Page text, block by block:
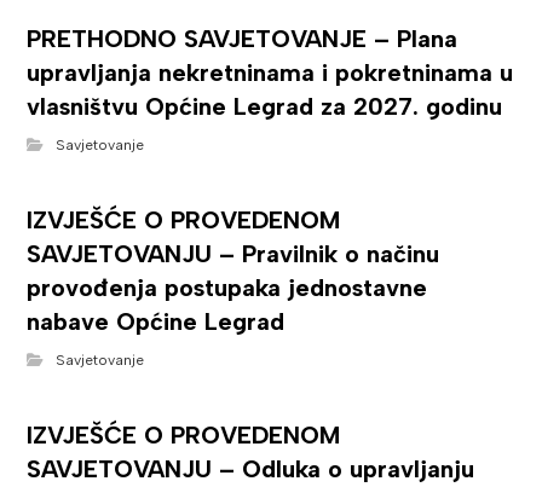
PRETHODNO SAVJETOVANJE – Plana
upravljanja nekretninama i pokretninama u
vlasništvu Općine Legrad za 2027. godinu
Savjetovanje
IZVJEŠĆE O PROVEDENOM
SAVJETOVANJU – Pravilnik o načinu
provođenja postupaka jednostavne
nabave Općine Legrad
Savjetovanje
IZVJEŠĆE O PROVEDENOM
SAVJETOVANJU – Odluka o upravljanju